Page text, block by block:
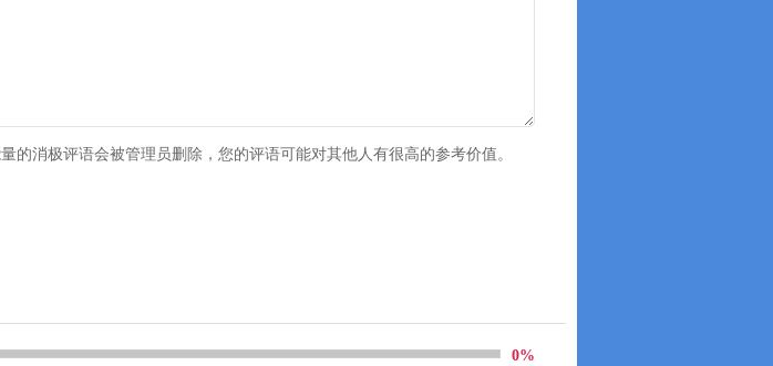
的消极评语会被管理员删除，您的评语可能对其他人有很高的参考价值。
0%